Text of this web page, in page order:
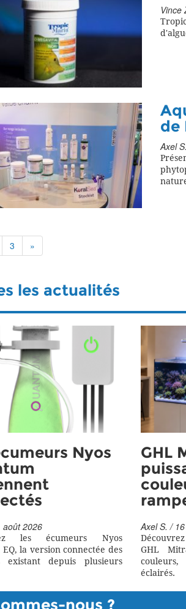
Vince
de
Axel
3 »
les actualités
Nyos
août 2026
les écumeurs Nyos
la version connectée des
existant depuis plusieurs
GHL
Axel S. /
GHL
éclairés.
nous ?